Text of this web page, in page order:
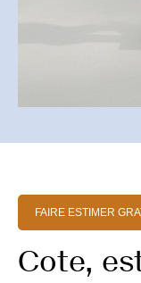
FAIRE ESTIMER
Cote,